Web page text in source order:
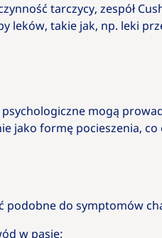
tarczycy, zespół
leków, takie jak, np. leki
mogą
jako formę pocieszenia,
podobne do symptomów
w pasie;